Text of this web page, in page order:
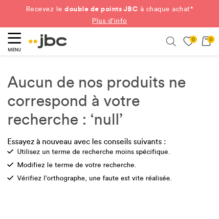
Recevez ledouble de points JBC à chaque achat*
Plus d'info
MENU
0 0
Aucun de nos produits ne
correspond à votre
recherche : ‘null’
Essayez à nouveau avec les conseils suivants :
Check
Utilisez un terme de recherche moins spécifique.
Check
Modifiez le terme de votre recherche.
Check
Vérifiez l'orthographe, une faute est vite réalisée.